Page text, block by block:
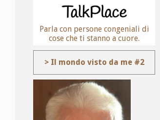
Parla con persone congeniali di
cose che ti stanno a cuore.
> Il mondo visto da me #2